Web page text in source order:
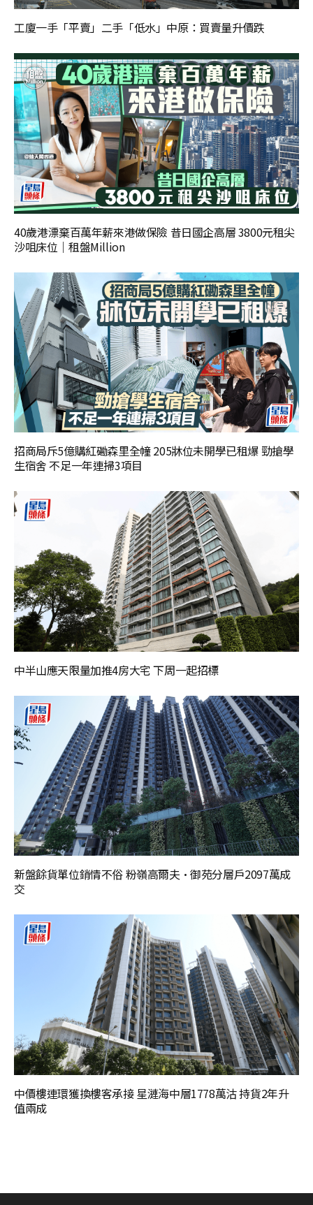
工廈一手「平賣」二手「低水」中原：買賣量升價跌
40歲港漂棄百萬年薪來港做保險 昔日國企高層 3800元租尖
沙咀床位｜租盤Million
招商局斥5億購紅磡森里全幢 205牀位未開學已租爆 勁搶學
生宿舍 不足一年連掃3項目
中半山應天限量加推4房大宅 下周一起招標
新盤餘貨單位銷情不俗 粉嶺高爾夫·御苑分層戶2097萬成
交
中價樓連環獲換樓客承接 星漣海中層1778萬沽 持貨2年升
值兩成